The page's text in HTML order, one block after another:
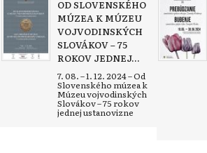
OD SLOVENSKÉHO
MÚZEA K MÚZEU
VOJVODINSKÝCH
SLOVÁKOV – 75
ROKOV JEDNEJ...
7. 08. – 1. 12. 2024 – Od
Slovenského múzea k
Múzeu vojvodinských
Slovákov – 75 rokov
jednej ustanovizne